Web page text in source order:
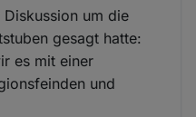
um die
gesagt hatte:
es mit einer
und